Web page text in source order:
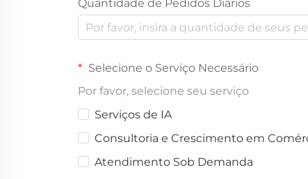
Quantidade de Pedidos Diários
Selecione o Serviço Necessário
Por favor, selecione seu serviço
Serviços de IA
Consultoria e Crescimento em
Atendimento Sob Demanda